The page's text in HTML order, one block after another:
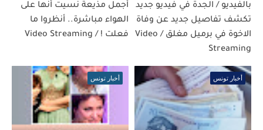
بالفيديو / الجدة في فيديو جديد
تكشف تفاصيل جديد عن وفاة
الاخوة في برميل مغلق / Video
Streaming
أجمل مذيعة نسيت أنها على
الهواء مباشرة.. أنظروا ما
فعلت ! / Video Streaming
أخبار تونس أخبار تونس